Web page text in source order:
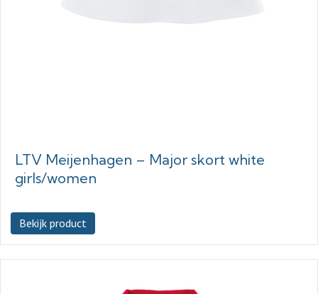
LTV Meijenhagen – Major skort white
girls/women
Bekijk product